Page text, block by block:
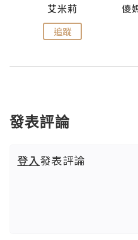
艾米莉
追蹤
發表評論
登入發表評論